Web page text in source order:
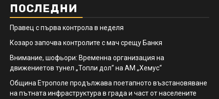
ПОСЛЕДНИ
Правец с първа контрола в неделя
Козаро започва контролите с мач срещу Банкя
Внимание, шофьори: Временна организация на
движениетов тунел „Топли дол“ на АМ „Хемус“
Община Етрополе продължава поетапното възстановяване
на пътната инфраструктура в града и част от населените